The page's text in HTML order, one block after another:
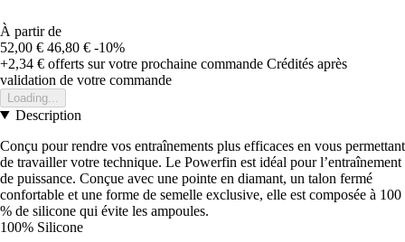
À partir de
52,00 € 46,80 € -10%
+2,34 € offerts sur votre prochaine commande Crédités après
validation de votre commande
Loading...
Description
Conçu pour rendre vos entraînements plus efficaces en vous permettant
de travailler votre technique. Le Powerfin est idéal pour l’entraînement
de puissance. Conçue avec une pointe en diamant, un talon fermé
confortable et une forme de semelle exclusive, elle est composée à 100
% de silicone qui évite les ampoules.
100% Silicone